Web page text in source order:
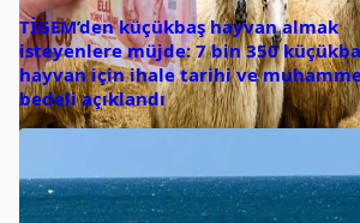
TİGEM’den küçükbaş hayvan almak
isteyenlere müjde: 7 bin 350
hayvan için ihale tarihi ve
bedeli açıklandı